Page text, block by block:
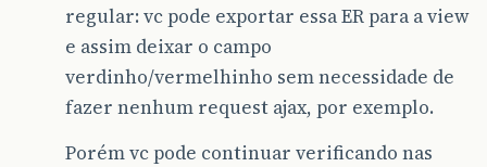
regular: vc pode exportar essa ER para a view
e assim deixar o campo
verdinho/vermelhinho sem necessidade de
fazer nenhum request ajax, por exemplo.
Porém vc pode continuar verificando nas